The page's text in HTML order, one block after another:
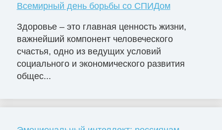
Всемирный день борьбы со СПИДом
Здоровье – это главная ценность жизни,
важнейший компонент человеческого
счастья, одно из ведущих условий
социального и экономического развития
общес...